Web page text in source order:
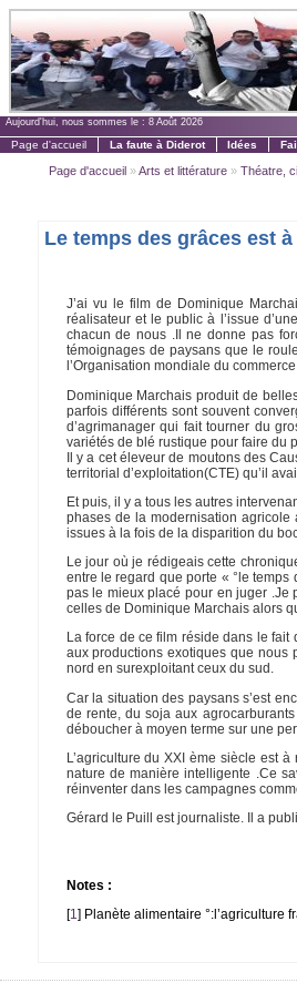
Aujourd'hui, nous sommes le : 8 Août 2026
Page d'accueil La faute à Diderot Idées
Page d'accueil»Arts et littérature» Théatre,
Le temps des grâces est
J’ai vu le film de Dominique
réalisateur et le public à l’issue
chacun de nous .Il ne donne pas
témoignages de paysans que le
l’Organisation mondiale du
Dominique Marchais produit de
parfois différents sont souvent
d’agrimanager qui fait tourner du
variétés de blé rustique pour faire du
Il y a cet éleveur de moutons des
territorial d’exploitation(CTE) qu’il
Et puis, il y a tous les autres
phases de la modernisation
issues à la fois de la disparition du
Le jour où je rédigeais cette
entre le regard que porte « °le temps
pas le mieux placé pour en juger .Je
celles de Dominique Marchais alors
La force de ce film réside dans le
aux productions exotiques que nous
nord en surexploitant ceux du sud.
Car la situation des paysans s’est
de rente, du soja aux
déboucher à moyen terme sur une
L’agriculture du XXI ème siècle est
nature de manière intelligente .Ce
réinventer dans les campagnes
Gérard le Puill est journaliste. Il a
Notes :
[1 ] Planète alimentaire °:l’agriculture